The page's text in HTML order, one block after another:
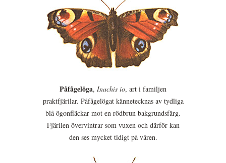
Påfågelöga, Inachis io, art i familjen
praktfjärilar. Påfågelögat kännetecknas av tydliga
blå ögonfläckar mot en rödbrun bakgrundsfärg.
Fjärilen övervintrar som vuxen och därför kan
den ses mycket tidigt på våren.